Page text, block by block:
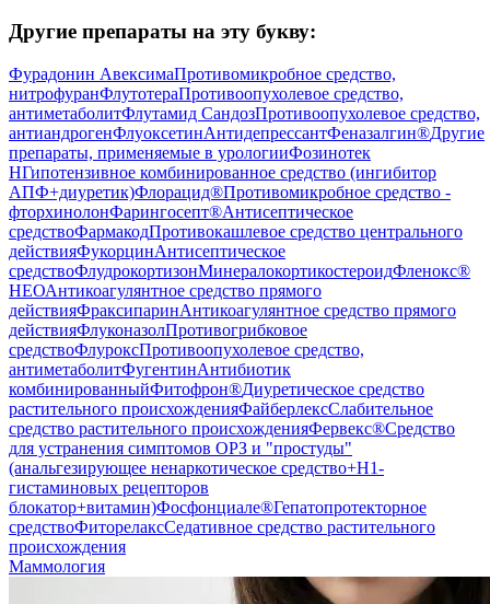
Другие препараты на эту букву:
Фурадонин АвексимаПротивомикробное средство,
нитрофуранФлутотераПротивоопухолевое средство,
антиметаболитФлутамид СандозПротивоопухолевое средство,
антиандрогенФлуоксетинАнтидепрессантФеназалгин®Другие
препараты, применяемые в урологииФозинотек
НГипотензивное комбинированное средство (ингибитор
АПФ+диуретик)Флорацид®Противомикробное средство -
фторхинолонФарингосепт®Антисептическое
средствоФармакодПротивокашлевое средство центрального
действияФукорцинАнтисептическое
средствоФлудрокортизонМинералокортикостероидФленокс®
НЕОАнтикоагулянтное средство прямого
действияФраксипаринАнтикоагулянтное средство прямого
действияФлуконазолПротивогрибковое
средствоФлуроксПротивоопухолевое средство,
антиметаболитФугентинАнтибиотик
комбинированныйФитофрон®Диуретическое средство
растительного происхожденияФайберлексСлабительное
средство растительного происхожденияФервекс®Средство
для устранения симптомов ОРЗ и "простуды"
(анальгезирующее ненаркотическое средство+H1-
гистаминовых рецепторов
блокатор+витамин)Фосфонциале®Гепатопротекторное
средствоФиторелаксСедативное средство растительного
происхождения
Маммология